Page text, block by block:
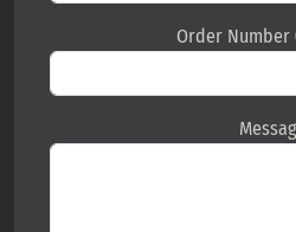
Order Number